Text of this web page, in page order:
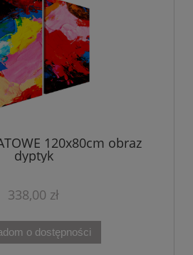
120x80cm obraz
dyptyk
338,00 zł
o dostępności